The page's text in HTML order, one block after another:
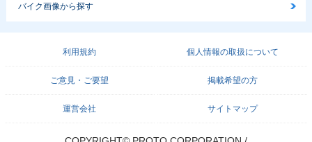
バイク画像から探す
利用規約 個人情報の取扱について
ご意見・ご要望 掲載希望の方
運営会社 サイトマップ